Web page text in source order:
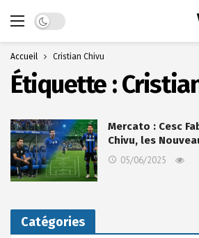
Dark mode
Accueil Cristian Chivu
Étiquette :
Mercato : Cesc
Chivu, les
05/06/2025
Catégories